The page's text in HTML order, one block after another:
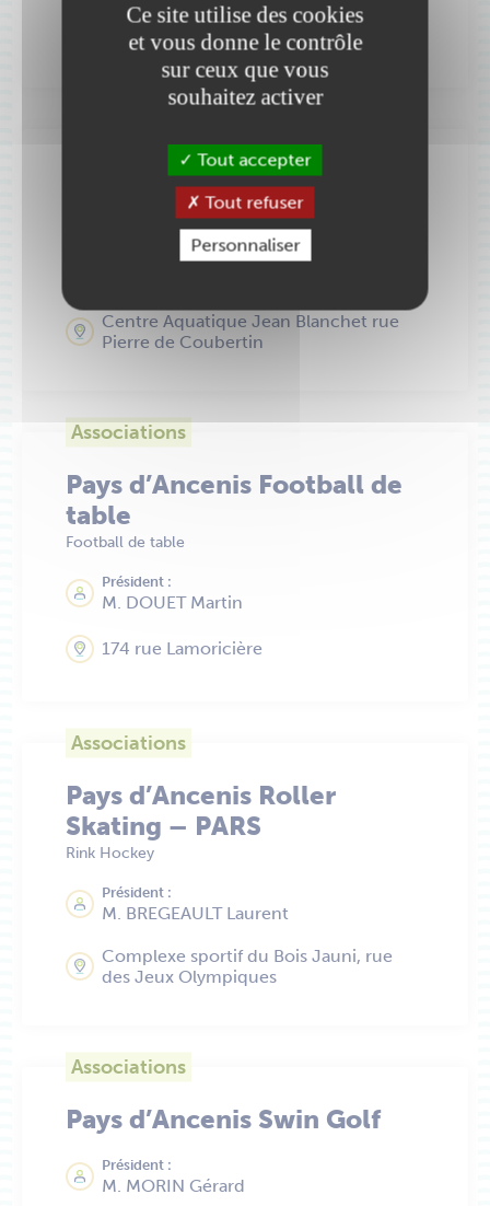
Centre Aquatique Jean Blanchet rue
Pierre de Coubertin
Pays d’Ancenis Club
Triathlon PACT 44
Centre Aquatique Jean Blanchet rue
Pierre de Coubertin
Associations
Pays d’Ancenis Football de
table
Football de table
Président :
M. DOUET Martin
174 rue Lamoricière
Associations
Pays d’Ancenis Roller
Skating – PARS
Rink Hockey
Président :
M. BREGEAULT Laurent
Complexe sportif du Bois Jauni, rue
des Jeux Olympiques
Associations
Pays d’Ancenis Swin Golf
Président :
M. MORIN Gérard
Ce site utilise des cookies
et vous donne le contrôle
sur ceux que vous
souhaitez activer
Tout accepter
Tout refuser
Personnaliser